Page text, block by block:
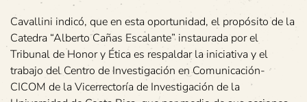
Cavallini indicó, que en esta oportunidad, el propósito de la
Catedra “Alberto Cañas Escalante” instaurada por el
Tribunal de Honor y Ética es respaldar la iniciativa y el
trabajo del Centro de Investigación en Comunicación-
CICOM de la Vicerrectoría de Investigación de la